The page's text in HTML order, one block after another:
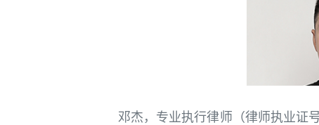
邓杰，专业执行律师（律师执业证